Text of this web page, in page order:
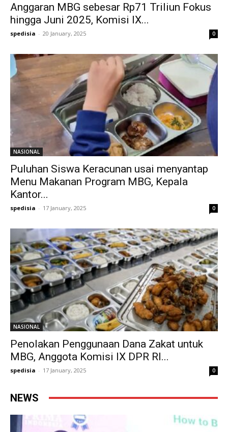
Anggaran MBG sebesar Rp71 Triliun Fokus
hingga Juni 2025, Komisi IX...
spedisia - 20 January, 2025 0
NASIONAL
Puluhan Siswa Keracunan usai menyantap
Menu Makanan Program MBG, Kepala
Kantor...
spedisia - 17 January, 2025 0
NASIONAL
Penolakan Penggunaan Dana Zakat untuk
MBG, Anggota Komisi IX DPR RI...
spedisia - 17 January, 2025 0
NEWS